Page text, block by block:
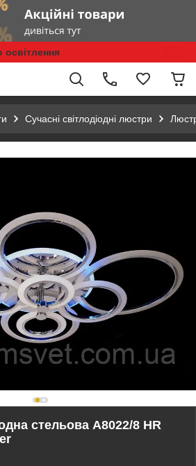
освітлення
Сучасні світлодіодні люстри
стельова A8022/8 HR